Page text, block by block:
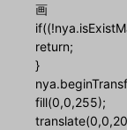
画
return;
}
fill(0,0,255);